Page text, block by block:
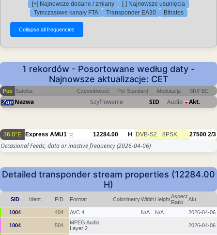
[+] Najnowsze dodane / zmiany
[-] Najnowsze usunięcia
Tymczasowe kanały FTA
Transponder EA30 Bitrates
1 rekordów - Posortowane według daty -
Najnowsze aktualizacje: CET
Pos Satelita Częstotliwość Pol Standard Modulacja SR/FEC
Nazwa Szyfrowanie SID Audio Akt.
36.0°E Express AMU1 12284.00 H DVB-S2 8PSK 27500 2/3
Occasional Feeds, data or inactive frequency(2026-04-06)
Detailed transponder stream properties (12284.00
H)
SID Ident. PID Format ColorimetryWidth HeightAspect
Ratio
Akt.
1004 404 AVC 4 N/A N/A 2026-04-06
1004 504
MPEG Audio,
Layer 2
2026-04-06